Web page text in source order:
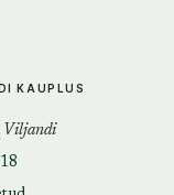
KAUPLUS
Viljandi